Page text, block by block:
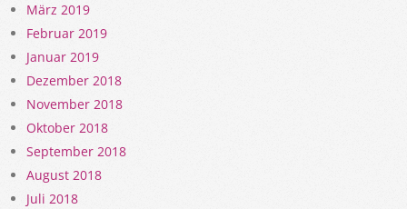
März 2019
Februar 2019
Januar 2019
Dezember 2018
November 2018
Oktober 2018
September 2018
August 2018
Juli 2018